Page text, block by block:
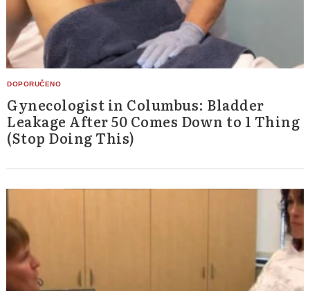
Gynecologist in Columbus: Bladder
Leakage After 50 Comes Down to 1 Thing
(Stop Doing This)